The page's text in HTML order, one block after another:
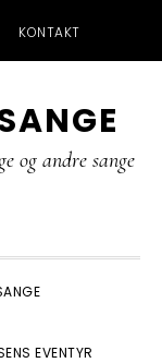
KONTAKT
og andre sange
EVENTYR